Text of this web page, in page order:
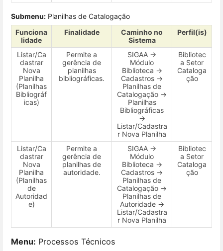
Submenu: Planilhas de Catalogação
Funciona
lidade
Finalidade
Caminho no
Sistema
Perfil(is)
Listar/Ca
dastrar
Nova
Planilha
(Planilhas
Bibliográf
icas)
Permite a
gerência de
planilhas
bibliográficas.
SIGAA →
Módulo
Biblioteca →
Cadastros →
Planilhas de
Catalogação →
Planilhas
Bibliográficas
→
Listar/Cadastra
r Nova Planilha
Bibliotec
a Setor
Cataloga
ção
Listar/Ca
dastrar
Nova
Planilha
(Planilhas
de
Autoridad
e)
Permite a
gerência de
planilhas de
autoridade.
SIGAA →
Módulo
Biblioteca →
Cadastros →
Planilhas de
Catalogação →
Planilhas de
Autoridade →
Listar/Cadastra
r Nova Planilha
Bibliotec
a Setor
Cataloga
ção
Menu: Processos Técnicos